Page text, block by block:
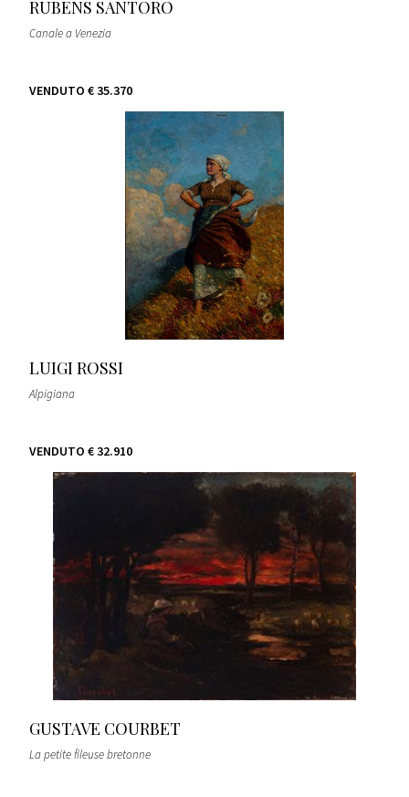
RUBENS SANTORO
Canale a Venezia
VENDUTO € 35.370
LUIGI ROSSI
Alpigiana
VENDUTO € 32.910
GUSTAVE COURBET
La petite fileuse bretonne